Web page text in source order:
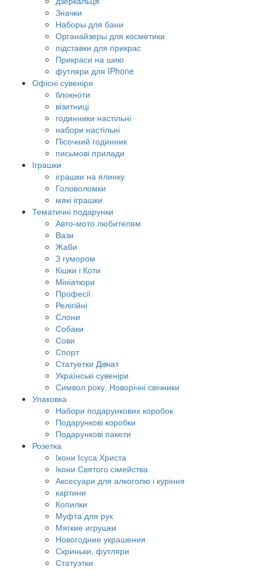
Значки
Наборы для бани
Органайзеры для косметики
підставки для прикрас
Прикраси на шию
футляри для IPhone
Офісні сувеніри
блокноти
візитниці
годинники настільні
набори настільні
Пісочний годинник
письмові прилади
Іграшки
іграшки на ялинку
Головоломки
мякі іграшки
Тематичні подарунки
Авто-мото любителям
Вази
Жаби
З гумором
Кішки і Коти
Мініатюри
Професії
Релігійні
Слони
Собаки
Сови
Спорт
Статуетки Дівчат
Українські сувеніри
Символ року. Новорічні свічники
Упаковка
Набори подарункових коробок
Подарункові коробки
Подарункові пакети
Розетка
Ікони Ісуса Христа
Ікони Святого сімейства
Аксесуари для алкоголю і куріння
картини
Копилки
Муфта для рук
Мягкие игрушки
Новогодние украшения
Скриньки, футляри
Статуэтки